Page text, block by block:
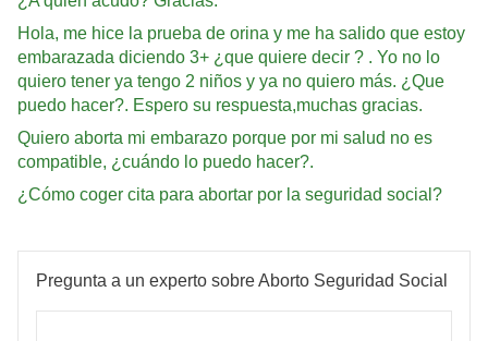
Hola, me hice la prueba de orina y me ha salido que estoy
embarazada diciendo 3+ ¿que quiere decir ? . Yo no lo
quiero tener ya tengo 2 niños y ya no quiero más. ¿Que
puedo hacer?. Espero su respuesta,muchas gracias.
Quiero aborta mi embarazo porque por mi salud no es
compatible, ¿cuándo lo puedo hacer?.
¿Cómo coger cita para abortar por la seguridad social?
Pregunta a un experto sobre Aborto Seguridad Social